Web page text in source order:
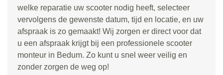
welke reparatie uw scooter nodig heeft, selecteer
vervolgens de gewenste datum, tijd en locatie, en uw
afspraak is zo gemaakt! Wij zorgen er direct voor dat
u een afspraak krijgt bij een professionele scooter
monteur in Bedum. Zo kunt u snel weer veilig en
zonder zorgen de weg op!